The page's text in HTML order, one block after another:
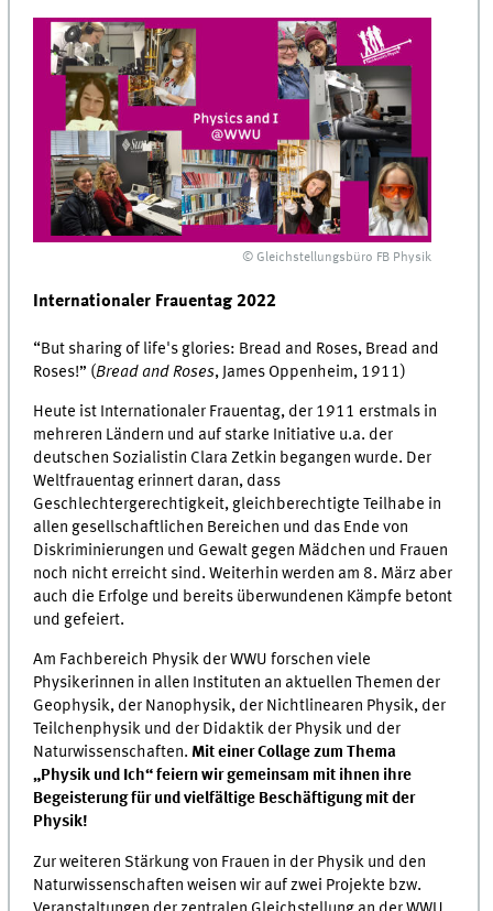
© Gleichstellungsbüro FB Physik
Internationaler Frauentag 2022
“But sharing of life's glories: Bread and Roses, Bread and
Roses!” (Bread and Roses, James Oppenheim, 1911)
Heute ist Internationaler Frauentag, der 1911 erstmals in
mehreren Ländern und auf starke Initiative u.a. der
deutschen Sozialistin Clara Zetkin begangen wurde. Der
Weltfrauentag erinnert daran, dass
Geschlechtergerechtigkeit, gleichberechtigte Teilhabe in
allen gesellschaftlichen Bereichen und das Ende von
Diskriminierungen und Gewalt gegen Mädchen und Frauen
noch nicht erreicht sind. Weiterhin werden am 8. März aber
auch die Erfolge und bereits überwundenen Kämpfe betont
und gefeiert.
Am Fachbereich Physik der WWU forschen viele
Physikerinnen in allen Instituten an aktuellen Themen der
Geophysik, der Nanophysik, der Nichtlinearen Physik, der
Teilchenphysik und der Didaktik der Physik und der
Naturwissenschaften.Mit einer Collage zum Thema
„Physik und Ich“ feiern wir gemeinsam mit ihnen ihre
Begeisterung für und vielfältige Beschäftigung mit der
Physik!
Zur weiteren Stärkung von Frauen in der Physik und den
Naturwissenschaften weisen wir auf zwei Projekte bzw.